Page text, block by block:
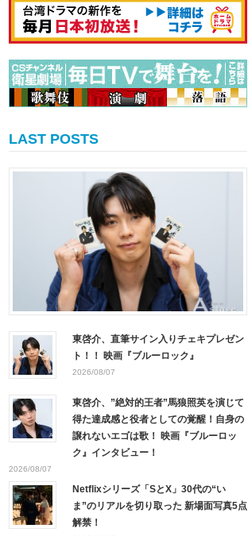
LAST POSTS
東啓介、直筆サイン入りチェキプレゼン
ト！！ 映画『ブルーロック』
2026/08/07
東啓介、”絶対的王者”馬狼照英を演じて
得た達成感と役者としての覚醒！自身の
譲れないエゴは歌！ 映画『ブルーロッ
ク』インタビュー！
2026/08/07
Netflixシリーズ「SとX」30代の“い
ま”のリアルを切り取った 新場面写真5点
解禁！